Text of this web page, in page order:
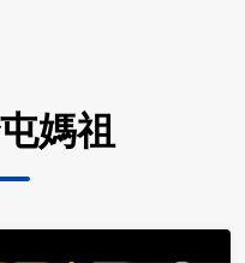
媽祖